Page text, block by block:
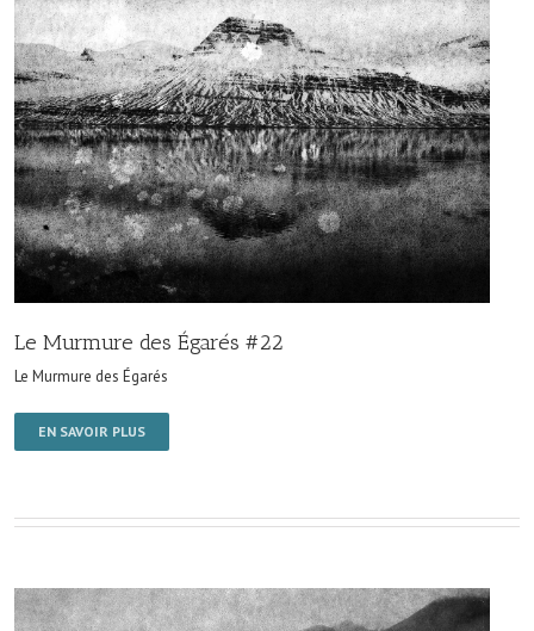
Le Murmure des Égarés #22
Le Murmure des Égarés
EN SAVOIR PLUS